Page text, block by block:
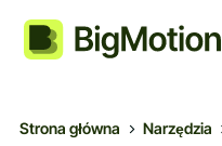
Strona główna Narzędzia